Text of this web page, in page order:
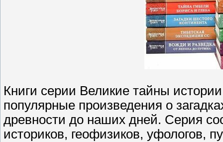
Книги серии Великие тайны
популярные произведения о
древности до наших дней. Серия
историков, геофизиков, уфологов,